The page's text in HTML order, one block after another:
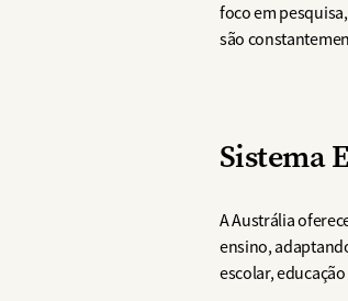
foco em
são
Sistema
A Austrália
ensino,
escolar,